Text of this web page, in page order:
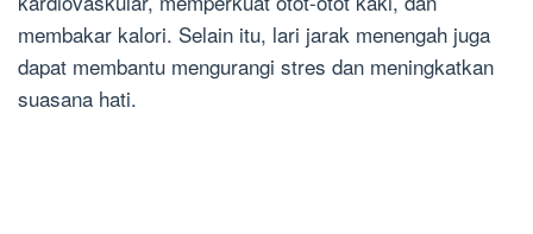
membakar kalori. Selain itu, lari jarak menengah juga
dapat membantu mengurangi stres dan meningkatkan
suasana hati.